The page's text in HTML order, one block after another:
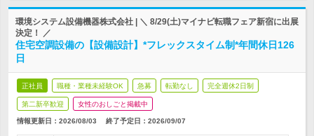
環境システム設備機器株式会社 | ＼ 8/29(土)マイナビ転職フェア新宿に出展
決定！ ／
住宅空調設備の【設備設計】*フレックスタイム制*年間休日126
日
正社員 職種・業種未経験OK 急募 転勤なし 完全週休2日制
第二新卒歓迎 女性のおしごと掲載中
情報更新日：2026/08/03 終了予定日： 2026/09/07